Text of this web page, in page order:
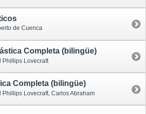
de Cuenca
Completa (bilingüe)
Phillips Lovecraft
Completa (bilingüe)
Phillips Lovecraft, Carlos Abraham